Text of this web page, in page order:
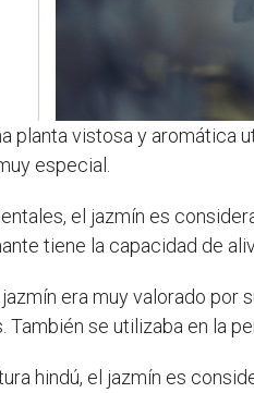
planta vistosa y aromática
especial.
el jazmín es
tiene la capacidad de
jazmín era muy valorado
También se utilizaba en la
hindú, el jazmín es